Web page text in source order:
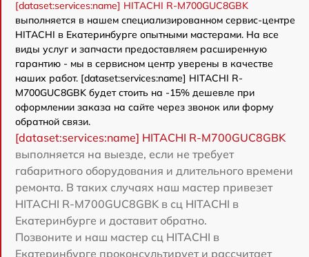
[dataset:services:name] HITACHI R-M700GUC8GBK
выполняется в нашем специализированном сервис-центре
HITACHI в Екатеринбурге опытными мастерами. На все
виды услуг и запчасти предоставляем расширенную
гарантию - мы в сервисном центр уверены в качестве
наших работ. [dataset:services:name] HITACHI R-
M700GUC8GBK будет стоить на -15% дешевле при
оформлении заказа на сайте через звонок или форму
обратной связи.
[dataset:services:name] HITACHI R-M700GUC8GBK
выполняется на выезде, если не требует
габаритного оборудования и длительного времени
ремонта. В таких случаях наш мастер привезет
HITACHI R-M700GUC8GBK в сц HITACHI в
Екатеринбурге и доставит обратно.
Позвоните и наш мастер сц HITACHI в
Екатеринбурге проконсультирует и рассчитает